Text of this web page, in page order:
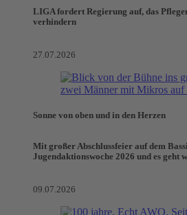
LIGA fordert Regierung auf, das
verhindern
27.07.2026
Sonne von oben und in den Herzen
Mit großer Abschlussfeier auf dem
Jugendaktionswoche 2026 und es geht
09.07.2026